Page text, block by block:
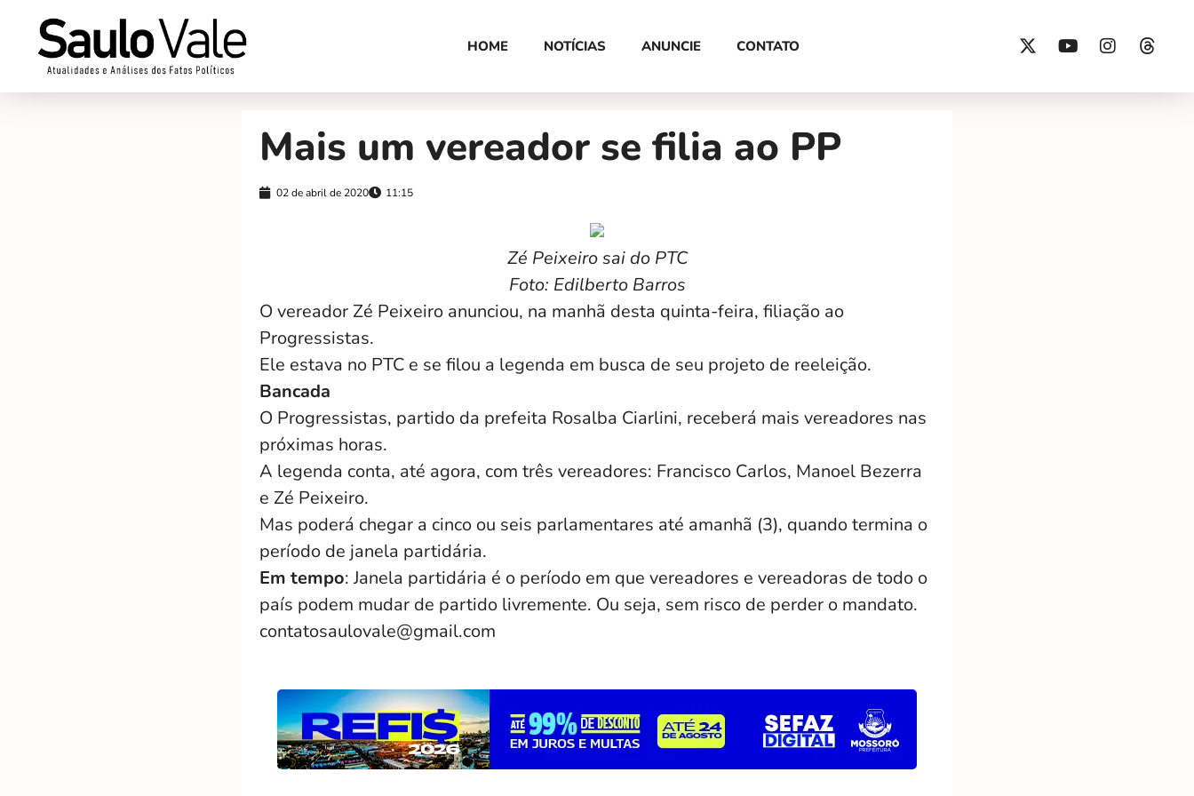
HOME NOTÍCIAS ANUNCIE CONTATO
Mais um vereador se filia ao PP
02 de abril de 2020 11:15
Zé Peixeiro sai do PTC
Foto: Edilberto Barros
O vereador Zé Peixeiro anunciou, na manhã desta quinta-feira, filiação ao
Progressistas.
Ele estava no PTC e se filou a legenda em busca de seu projeto de reeleição.
Bancada
O Progressistas, partido da prefeita Rosalba Ciarlini, receberá mais vereadores nas
próximas horas.
A legenda conta, até agora, com três vereadores: Francisco Carlos, Manoel Bezerra
e Zé Peixeiro.
Mas poderá chegar a cinco ou seis parlamentares até amanhã (3), quando termina o
período de janela partidária.
Em tempo: Janela partidária é o período em que vereadores e vereadoras de todo o
país podem mudar de partido livremente. Ou seja, sem risco de perder o mandato.
contatosaulovale@gmail.com